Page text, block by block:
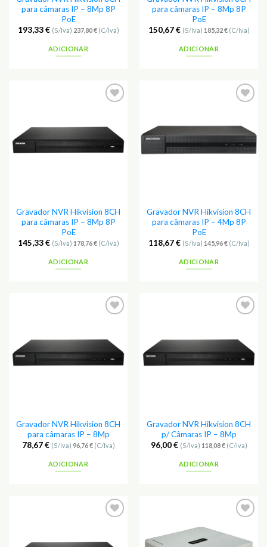
para câmaras IP – 8Mp 8P
PoE
193,33€ (S/Iva) 237,80€(C/Iva)
ADICIONAR
para câmaras IP – 8Mp 8P
PoE
150,67€ (S/Iva) 185,32€(C/Iva)
ADICIONAR
Favoritos
Gravador NVR Hikvision 8CH
para câmaras IP – 8Mp 8P
PoE
145,33€ (S/Iva) 178,76€(C/Iva)
ADICIONAR
Favoritos
Gravador NVR Hikvision 8CH
para câmaras IP – 4Mp 8P
PoE
118,67€ (S/Iva) 145,96€(C/Iva)
ADICIONAR
Favoritos
Gravador NVR Hikvision 8CH
para câmaras IP – 8Mp
78,67€ (S/Iva) 96,76€(C/Iva)
ADICIONAR
Favoritos
Gravador NVR Hikvision 8CH
p/ Câmaras IP – 8Mp
96,00€ (S/Iva) 118,08€(C/Iva)
ADICIONAR
Favoritos
aos
Favoritos